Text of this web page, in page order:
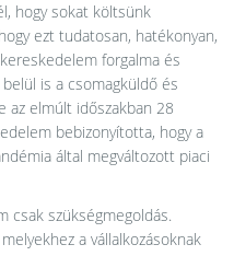
hogy sokat költsünk
ezt tudatosan, hatékonyan,
forgalma és
is a csomagküldő és
elmúlt időszakban 28
bebizonyította, hogy a
által megváltozott piaci
csak szükségmegoldás.
a vállalkozásoknak